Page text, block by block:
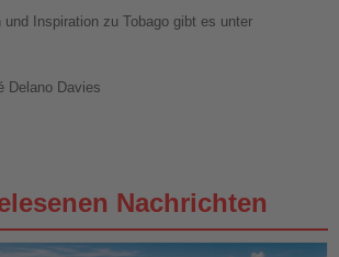
und Inspiration zu Tobago gibt es unter
Delano Davies
Nachrichten